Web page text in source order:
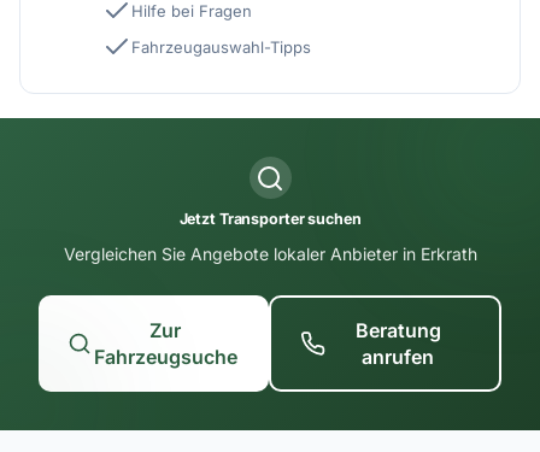
Hilfe bei Fragen
Fahrzeugauswahl-Tipps
Jetzt Transporter suchen
Vergleichen Sie Angebote lokaler Anbieter in Erkrath
Zur
Fahrzeugsuche
Beratung
anrufen